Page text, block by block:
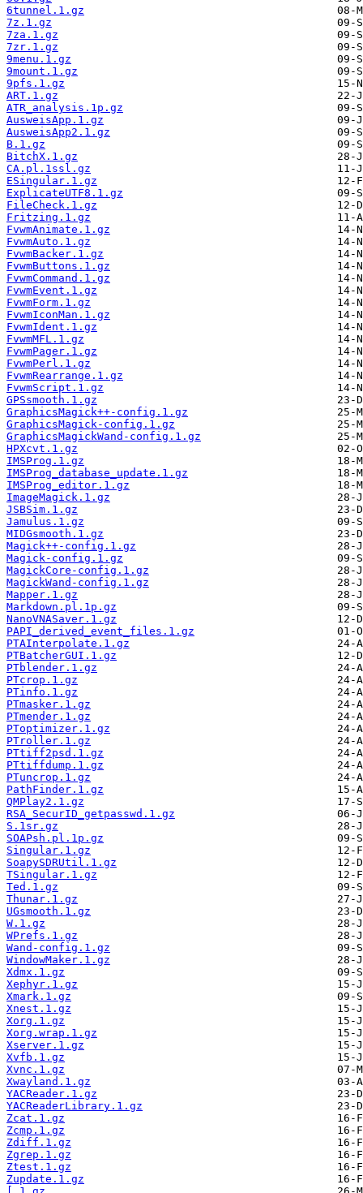
6tunnel.1.gz
7z.1.gz
7za.1.gz
7zr.1.gz
9menu.1.gz
9mount.1.gz
9pfs.1.gz
ART.1.gz
ATR_analysis.1p.gz
AusweisApp.1.gz
AusweisApp2.1.gz
B.1.gz
BitchX.1.gz
CA.pl.1ssl.gz
ESingular.1.gz
ExplicateUTF8.1.gz
FileCheck.1.gz
Fritzing.1.gz
FvwmAnimate.1.gz
FvwmAuto.1.gz
FvwmBacker.1.gz
FvwmButtons.1.gz
FvwmCommand.1.gz
FvwmEvent.1.gz
FvwmForm.1.gz
FvwmIconMan.1.gz
FvwmIdent.1.gz
FvwmMFL.1.gz
FvwmPager.1.gz
FvwmPerl.1.gz
FvwmRearrange.1.gz
FvwmScript.1.gz
GPSsmooth.1.gz
GraphicsMagick++-config.1.gz
GraphicsMagick-config.1.gz
GraphicsMagickWand-config.1.gz
HPXcvt.1.gz
IMSProg.1.gz
IMSProg_database_update.1.gz
IMSProg_editor.1.gz
ImageMagick.1.gz
JSBSim.1.gz
Jamulus.1.gz
MIDGsmooth.1.gz
Magick++-config.1.gz
Magick-config.1.gz
MagickCore-config.1.gz
MagickWand-config.1.gz
Mapper.1.gz
Markdown.pl.1p.gz
NanoVNASaver.1.gz
PAPI_derived_event_files.1.gz
PTAInterpolate.1.gz
PTBatcherGUI.1.gz
PTblender.1.gz
PTcrop.1.gz
PTinfo.1.gz
PTmasker.1.gz
PTmender.1.gz
PToptimizer.1.gz
PTroller.1.gz
PTtiff2psd.1.gz
PTtiffdump.1.gz
PTuncrop.1.gz
PathFinder.1.gz
QMPlay2.1.gz
RSA_SecurID_getpasswd.1.gz
S.1sr.gz
SOAPsh.pl.1p.gz
Singular.1.gz
SoapySDRUtil.1.gz
TSingular.1.gz
Ted.1.gz
Thunar.1.gz
UGsmooth.1.gz
W.1.gz
WPrefs.1.gz
Wand-config.1.gz
WindowMaker.1.gz
Xdmx.1.gz
Xephyr.1.gz
Xmark.1.gz
Xnest.1.gz
Xorg.1.gz
Xorg.wrap.1.gz
Xserver.1.gz
Xvfb.1.gz
Xvnc.1.gz
Xwayland.1.gz
YACReader.1.gz
YACReaderLibrary.1.gz
Zcat.1.gz
Zcmp.1.gz
Zdiff.1.gz
Zgrep.1.gz
Ztest.1.gz
Zupdate.1.gz